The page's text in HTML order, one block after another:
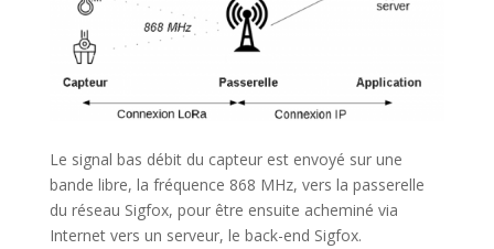
Le signal bas débit du capteur est envoyé sur une
bande libre, la fréquence 868 MHz, vers la passerelle
du réseau Sigfox, pour être ensuite acheminé via
Internet vers un serveur, le back-end Sigfox.